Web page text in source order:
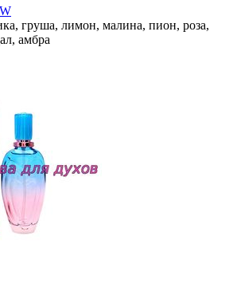
груша, лимон, малина, пион, роза,
амбра